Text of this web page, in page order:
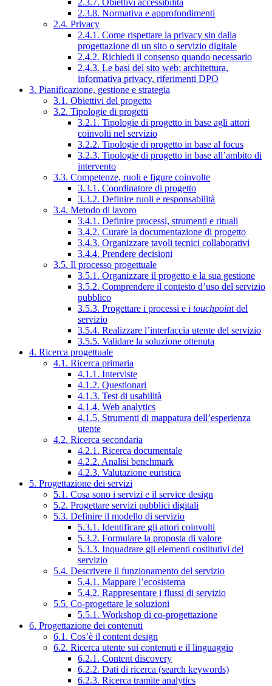
2.3.7. Obiettivi accessibilità
2.3.8. Normativa e approfondimenti
2.4. Privacy
2.4.1. Come rispettare la privacy sin dalla
progettazione di un sito o servizio digitale
2.4.2. Richiedi il consenso quando necessario
2.4.3. Le basi del sito web: architettura,
informativa privacy, riferimenti DPO
3. Pianificazione, gestione e strategia
3.1. Obiettivi del progetto
3.2. Tipologie di progetti
3.2.1. Tipologie di progetto in base agli attori
coinvolti nel servizio
3.2.2. Tipologie di progetto in base al focus
3.2.3. Tipologie di progetto in base all’ambito di
intervento
3.3. Competenze, ruoli e figure coinvolte
3.3.1. Coordinatore di progetto
3.3.2. Definire ruoli e responsabilità
3.4. Metodo di lavoro
3.4.1. Definire processi, strumenti e rituali
3.4.2. Curare la documentazione di progetto
3.4.3. Organizzare tavoli tecnici collaborativi
3.4.4. Prendere decisioni
3.5. Il processo progettuale
3.5.1. Organizzare il progetto e la sua gestione
3.5.2. Comprendere il contesto d’uso del servizio
pubblico
3.5.3. Progettare i processi e i touchpointdel
servizio
3.5.4. Realizzare l’interfaccia utente del servizio
3.5.5. Validare la soluzione ottenuta
4. Ricerca progettuale
4.1. Ricerca primaria
4.1.1. Interviste
4.1.2. Questionari
4.1.3. Test di usabilità
4.1.4. Web analytics
4.1.5. Strumenti di mappatura dell’esperienza
utente
4.2. Ricerca secondaria
4.2.1. Ricerca documentale
4.2.2. Analisi benchmark
4.2.3. Valutazione euristica
5. Progettazione dei servizi
5.1. Cosa sono i servizi e il service design
5.2. Progettare servizi pubblici digitali
5.3. Definire il modello di servizio
5.3.1. Identificare gli attori coinvolti
5.3.2. Formulare la proposta di valore
5.3.3. Inquadrare gli elementi costitutivi del
servizio
5.4. Descrivere il funzionamento del servizio
5.4.1. Mappare l’ecosistema
5.4.2. Rappresentare i flussi di servizio
5.5. Co-progettare le soluzioni
5.5.1. Workshop di co-progettazione
6. Progettazione dei contenuti
6.1. Cos’è il content design
6.2. Ricerca utente sui contenuti e il linguaggio
6.2.1. Content discovery
6.2.2. Dati di ricerca (search keywords)
6.2.3. Ricerca tramite analytics